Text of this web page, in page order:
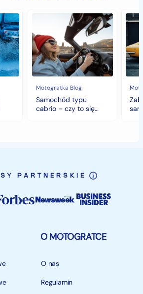
Samochód
cabrio
–
czy
to
się
opłaca
w
polskim
klimacie?
Motogratka Blog
Samochód typu
cabrio – czy to się
czyli
PARTNERSKIE
O MOTOGRATCE
O nas
Regulamin